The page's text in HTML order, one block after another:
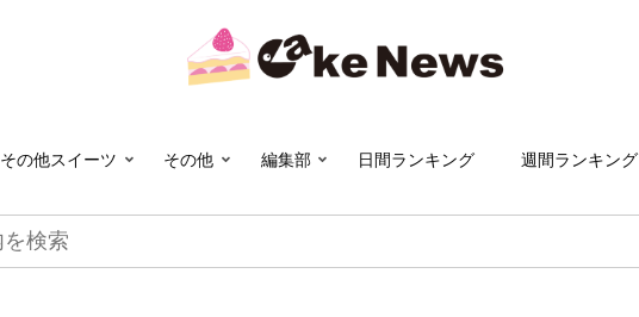
その他スイーツ その他 編集部 日間ランキング 週間ランキング